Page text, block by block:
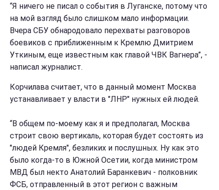
“Я ничего не писал о события в Луганске, потому что
на мой взгляд было слишком мало информации.
Вчера СБУ обнародовало перехваты разговоров
боевиков с приближенным к Кремлю Дмитрием
Уткиным, еще известным как главой ЧВК Вагнера”, -
написал журналист.
Корчилава считает, что в данный момент Москва
устанавливает у власти в "ЛНР" нужных ей людей.
“В общем по-моему как я и предполагал, Москва
строит свою вертикаль, которая будет состоять из
"людей Кремля", безликих и послушных. Ну как это
было когда-то в Южной Осетии, когда министром
МВД был некто Анатолий Баранкевич - полковник
ФСБ, отправленный в этот регион с важным